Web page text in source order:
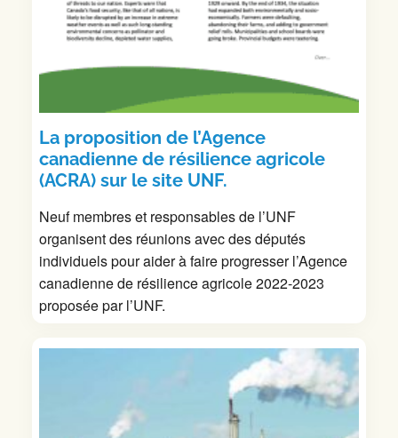
La proposition de l’Agence
canadienne de résilience agricole
(ACRA) sur le site UNF.
Neuf membres et responsables de l’UNF
organisent des réunions avec des députés
individuels pour aider à faire progresser l’Agence
canadienne de résilience agricole 2022-2023
proposée par l’UNF.